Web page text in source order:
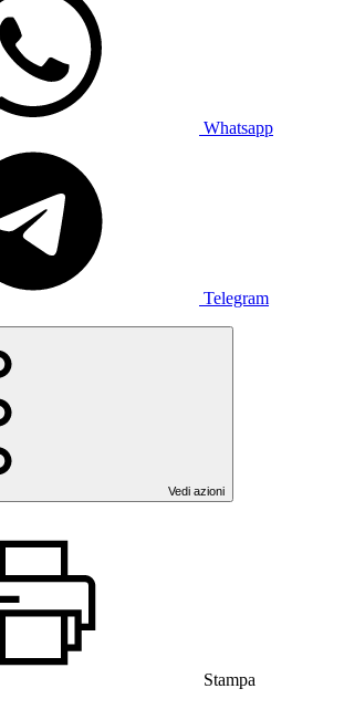
Whatsapp
Telegram
Vedi azioni
Stampa